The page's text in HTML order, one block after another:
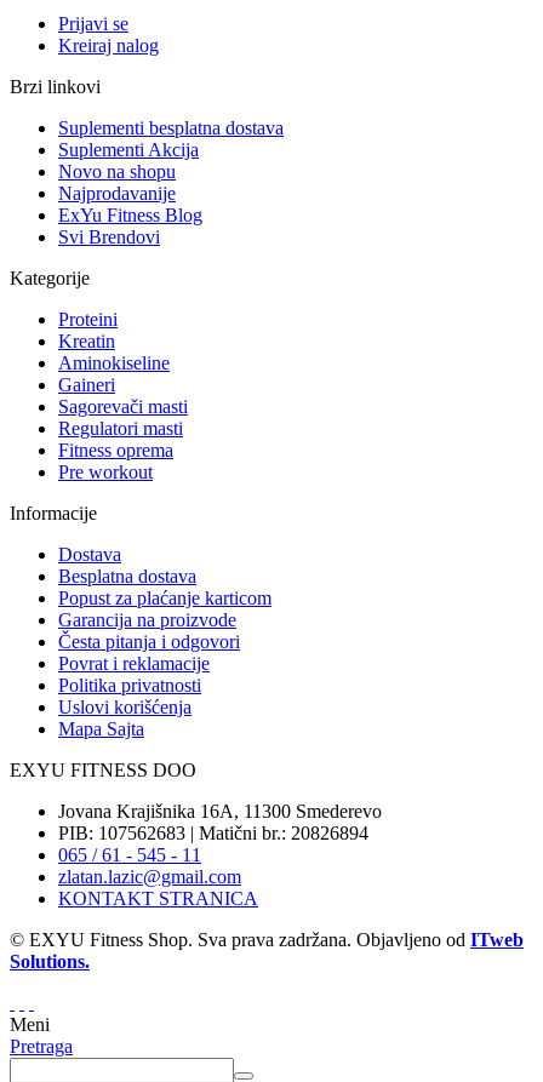
Prijavi se
Kreiraj nalog
Brzi linkovi
Suplementi besplatna dostava
Suplementi Akcija
Novo na shopu
Najprodavanije
ExYu Fitness Blog
Svi Brendovi
Kategorije
Proteini
Kreatin
Aminokiseline
Gaineri
Sagorevači masti
Regulatori masti
Fitness oprema
Pre workout
Informacije
Dostava
Besplatna dostava
Popust za plaćanje karticom
Garancija na proizvode
Česta pitanja i odgovori
Povrat i reklamacije
Politika privatnosti
Uslovi korišćenja
Mapa Sajta
EXYU FITNESS DOO
Jovana Krajišnika 16A, 11300 Smederevo
PIB: 107562683 | Matični br.: 20826894
065 / 61 - 545 - 11
zlatan.lazic@gmail.com
KONTAKT STRANICA
© EXYU Fitness Shop. Sva prava zadržana. Objavljeno od ITweb
Solutions.
Meni
Pretraga